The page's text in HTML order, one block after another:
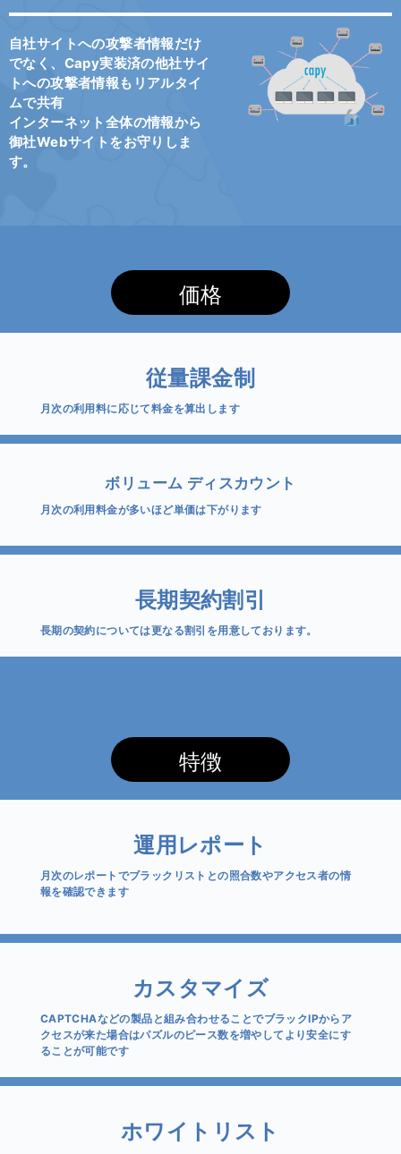
自社サイトへの攻撃者情報だけ
でなく、Capy実装済の他社サイ
トへの攻撃者情報もリアルタイ
ムで共有
インターネット全体の情報から
御社Webサイトをお守りしま
す。
価格
従量課金制
月次の利用料に応じて料金を算出します
ボリューム ディスカウント
月次の利用料金が多いほど単価は下がります
長期契約割引
長期の契約については更なる割引を用意しております。
特徴
運用レポート
月次のレポートでブラックリストとの照合数やアクセス者の情
報を確認できます
カスタマイズ
CAPTCHAなどの製品と組み合わせることでブラックIPからア
クセスが来た場合はパズルのピース数を増やしてより安全にす
ることが可能です
ホワイトリスト